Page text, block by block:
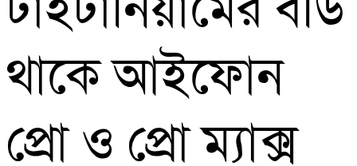
থাকে আইফোন
প্রো ও প্রো ম্যাক্স